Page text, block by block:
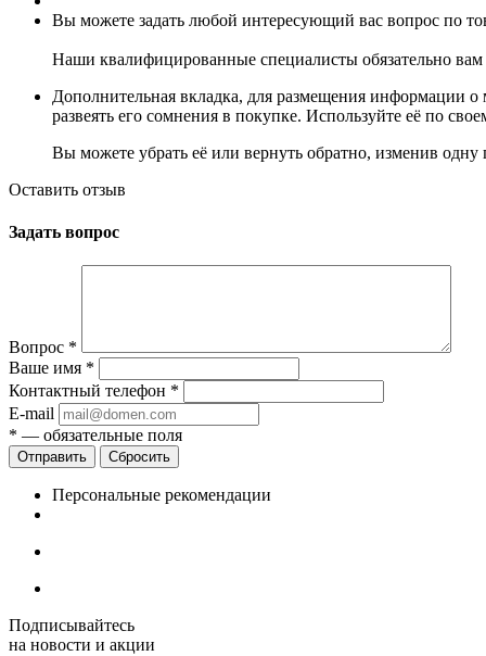
Вы можете задать любой интересующий вас вопрос по
Наши квалифицированные специалисты обязательно вам
Дополнительная вкладка, для размещения информации
развеять его сомнения в покупке. Используйте её по
Вы можете убрать её или вернуть обратно, изменив
Оставить отзыв
Задать вопрос
Вопрос *
Ваше имя *
Контактный телефон *
E-mail
* — обязательные поля
Сбросить
Персональные рекомендации
Подписывайтесь
на новости и акции